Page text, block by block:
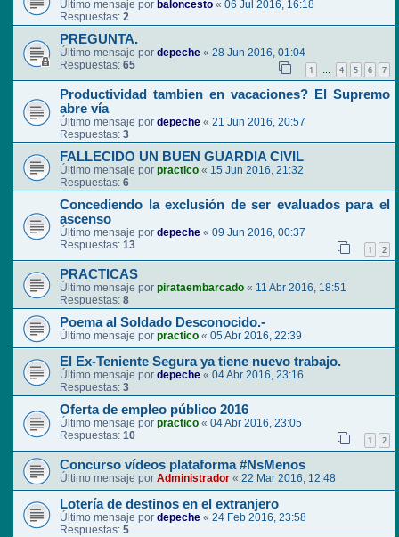
Último mensaje por baloncesto « 06 Jul 2016, 16:18
Respuestas: 2
PREGUNTA.
Último mensaje por depeche « 28 Jun 2016, 01:04
Respuestas: 65 1 … 4 5 6 7
Productividad tambien en vacaciones? El Supremo
abre vía
Último mensaje por depeche « 21 Jun 2016, 20:57
Respuestas: 3
FALLECIDO UN BUEN GUARDIA CIVIL
Último mensaje por practico « 15 Jun 2016, 21:32
Respuestas: 6
Concediendo la exclusión de ser evaluados para el
ascenso
Último mensaje por depeche « 09 Jun 2016, 00:37
Respuestas: 13 1 2
PRACTICAS
Último mensaje por pirataembarcado « 11 Abr 2016, 18:51
Respuestas: 8
Poema al Soldado Desconocido.-
Último mensaje por practico « 05 Abr 2016, 22:39
El Ex-Teniente Segura ya tiene nuevo trabajo.
Último mensaje por depeche « 04 Abr 2016, 23:16
Respuestas: 3
Oferta de empleo público 2016
Último mensaje por practico « 04 Abr 2016, 23:05
Respuestas: 10 1 2
Concurso vídeos plataforma #NsMenos
Último mensaje por Administrador « 22 Mar 2016, 12:48
Lotería de destinos en el extranjero
Último mensaje por depeche « 24 Feb 2016, 23:58
Respuestas: 5